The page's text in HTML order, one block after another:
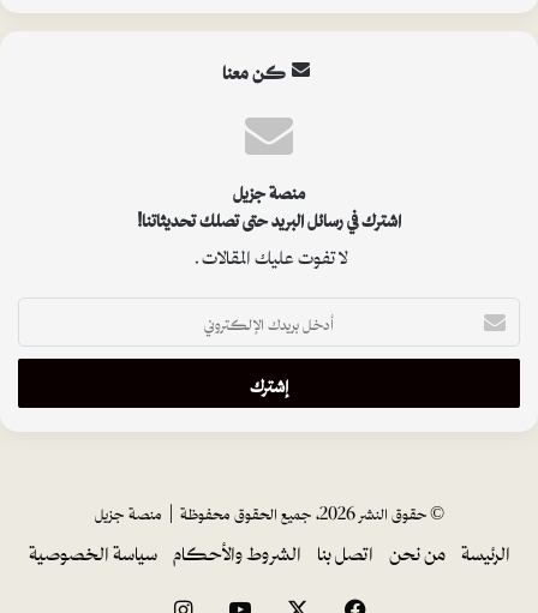
كن معنا
منصة جزيل
اشترك في رسائل البريد حتى تصلك تحديثاتنا!
لا تفوت عليك المقالات.
أ
د
خ
ب
ر
© حقوق النشر 2026، جميع الحقوق محفوظة | منصة جزيل
الرئيسة من نحن اتصل بنا الشروط والأحكام سياسة الخصوصية